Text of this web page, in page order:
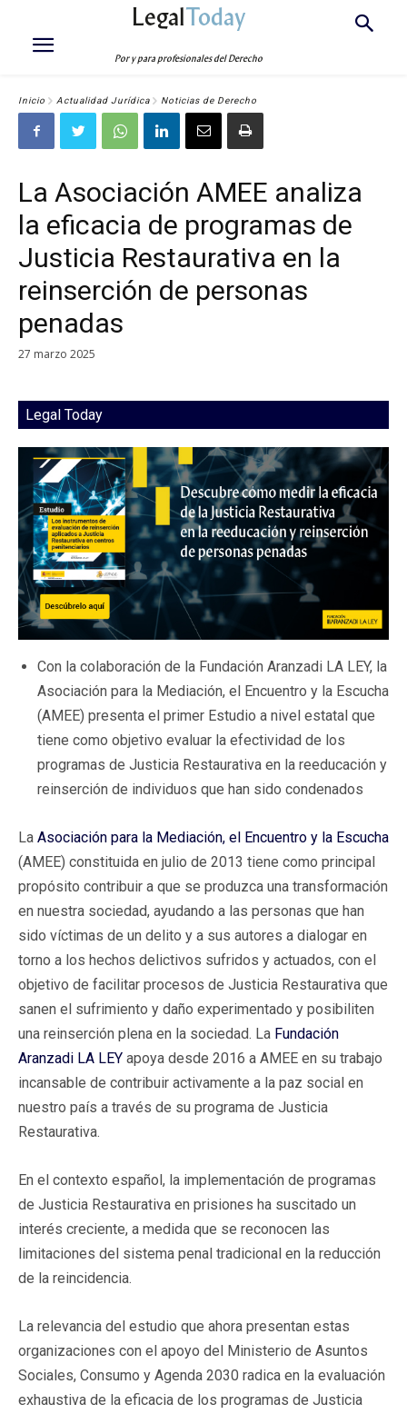
LegalToday
Por y para profesionales del Derecho
Inicio Actualidad Jurídica Noticias de Derecho
La Asociación AMEE analiza
la eficacia de programas de
Justicia Restaurativa en la
reinserción de personas
penadas
27 marzo 2025
Legal Today
Con la colaboración de la Fundación Aranzadi LA LEY, la
Asociación para la Mediación, el Encuentro y la Escucha
(AMEE) presenta el primer Estudio a nivel estatal que
tiene como objetivo evaluar la efectividad de los
programas de Justicia Restaurativa en la reeducación y
reinserción de individuos que han sido condenados
La Asociación para la Mediación, el Encuentro y la Escucha
(AMEE) constituida en julio de 2013 tiene como principal
propósito contribuir a que se produzca una transformación
en nuestra sociedad, ayudando a las personas que han
sido víctimas de un delito y a sus autores a dialogar en
torno a los hechos delictivos sufridos y actuados, con el
objetivo de facilitar procesos de Justicia Restaurativa que
sanen el sufrimiento y daño experimentado y posibiliten
una reinserción plena en la sociedad. La Fundación
Aranzadi LA LEY apoya desde 2016 a AMEE en su trabajo
incansable de contribuir activamente a la paz social en
nuestro país a través de su programa de Justicia
Restaurativa.
En el contexto español, la implementación de programas
de Justicia Restaurativa en prisiones ha suscitado un
interés creciente, a medida que se reconocen las
limitaciones del sistema penal tradicional en la reducción
de la reincidencia.
La relevancia del estudio que ahora presentan estas
organizaciones con el apoyo del Ministerio de Asuntos
Sociales, Consumo y Agenda 2030 radica en la evaluación
exhaustiva de la eficacia de los programas de Justicia